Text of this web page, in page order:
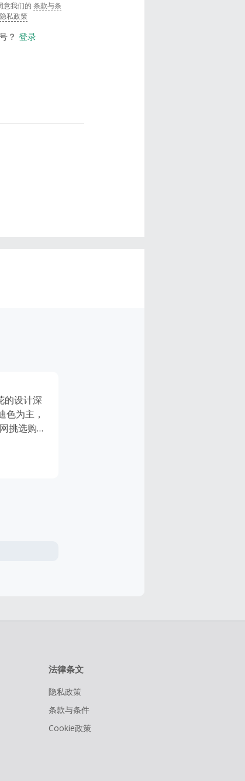
意我们的 条款与条
隐私政策
？ 登录
的设计深
为主，
挑选购
法律条文
隐私政策
条款与条件
Cookie政策